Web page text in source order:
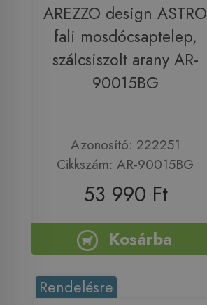
AREZZO design ASTRO
fali mosdócsaptelep,
szálcsiszolt arany AR-
90015BG
Azonosító: 222251
Cikkszám: AR-90015BG
53 990 Ft
Kosárba
Rendelésre